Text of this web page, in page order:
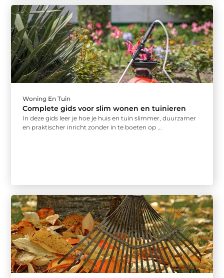
Woning En Tuin
Complete gids voor slim wonen en tuinieren
In deze gids leer je hoe je huis en tuin slimmer, duurzamer
en praktischer inricht zonder in te boeten op ...